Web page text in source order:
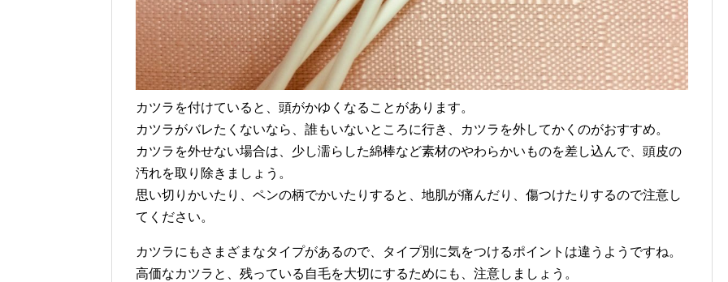
カツラを付けていると、頭がかゆくなることがあります。
カツラがバレたくないなら、誰もいないところに行き、カツラを外してかくのがおすすめ。
カツラを外せない場合は、少し濡らした綿棒など素材のやわらかいものを差し込んで、頭皮の
汚れを取り除きましょう。
思い切りかいたり、ペンの柄でかいたりすると、地肌が痛んだり、傷つけたりするので注意し
てください。
カツラにもさまざまなタイプがあるので、タイプ別に気をつけるポイントは違うようですね。
高価なカツラと、残っている自毛を大切にするためにも、注意しましょう。